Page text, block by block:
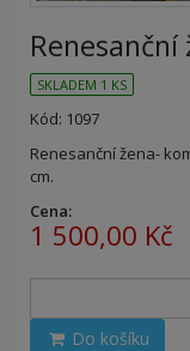
Renesanční
SKLADEM 1 KS
Kód: 1097
Renesanční žena-
cm.
Cena:
1 500,00 Kč
Do košíku